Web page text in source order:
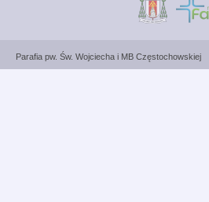
Parafia pw. Św. Wojciecha i MB Częstochowskiej